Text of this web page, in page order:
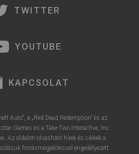
TWITTER
YOUTUBE
KAPCSOLAT
Auto", a „Red Dead Redemption” és az
Games és a Take-Two Interactive, Inc.
Az oldalon olvasható hírek és cikkek a
forrásmegjelöléssel engedélyezett.